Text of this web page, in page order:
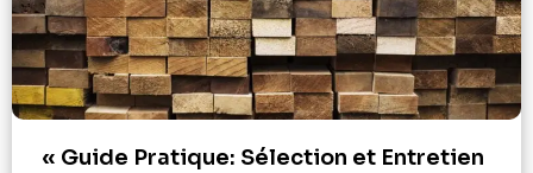
« Guide Pratique: Sélection et Entretien